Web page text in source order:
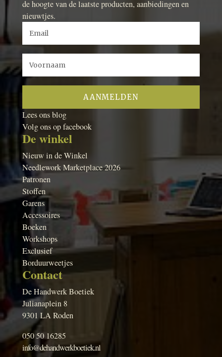
de hoogte van de laatste producten, aanbiedingen en
nieuwtjes.
Lees ons blog
Volg ons op facebook
De winkel
Nieuw in de Winkel
Needlework Marketplace 2026
Patronen
Stoffen
Garens
Accessoires
Boeken
Workshops
Exclusief
Borduurweetjes
Contact
De Handwerk Boetiek
Julianaplein 8
9301 LA Roden
050 50 16285
info@dehandwerkboetiek.nl